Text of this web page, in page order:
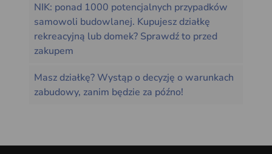
NIK: ponad 1000 potencjalnych przypadków
samowoli budowlanej. Kupujesz działkę
rekreacyjną lub domek? Sprawdź to przed
zakupem
Masz działkę? Wystąp o decyzję o warunkach
zabudowy, zanim będzie za późno!